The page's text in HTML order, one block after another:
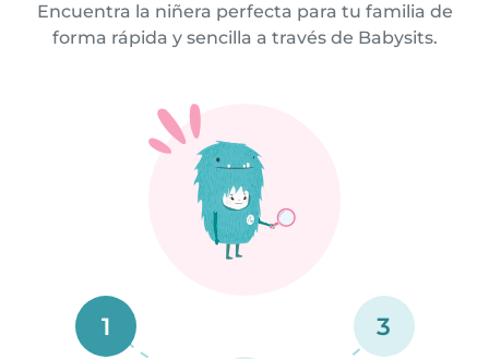
Encuentra la niñera perfecta para tu familia de
forma rápida y sencilla a través de Babysits.
1 3